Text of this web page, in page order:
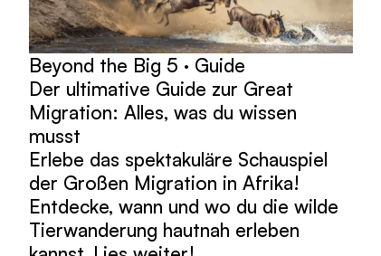
Beyond the Big 5 · Guide
Der ultimative Guide zur Great
Migration: Alles, was du wissen
musst
Erlebe das spektakuläre Schauspiel
der Großen Migration in Afrika!
Entdecke, wann und wo du die wilde
Tierwanderung hautnah erleben